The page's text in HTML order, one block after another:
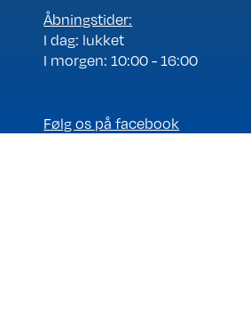
Åbningstider:
I dag: lukket
I morgen: 10:00 - 16:00
Følg os på facebook